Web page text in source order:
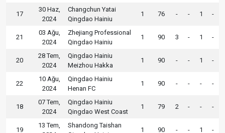
17
30 Haz,
2024
Changchun Yatai
Qingdao Hainiu
1 76 - - 1 -
21
03 Ağu,
2024
Zhejiang Professional
Qingdao Hainiu
1 90 3 - 1 -
20
28 Tem,
2024
Qingdao Hainiu
Meizhou Hakka
1 90 - - 1 -
22
10 Ağu,
2024
Qingdao Hainiu
Henan FC
1 90 - - - -
18
07 Tem,
2024
Qingdao Hainiu
Qingdao West Coast
1 79 2 - - -
19
13 Tem,
Shandong Taishan
1 90 - - 1 -